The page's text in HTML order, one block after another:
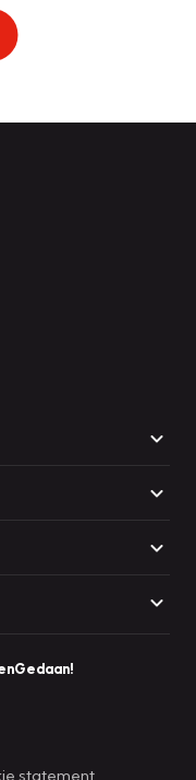
statement